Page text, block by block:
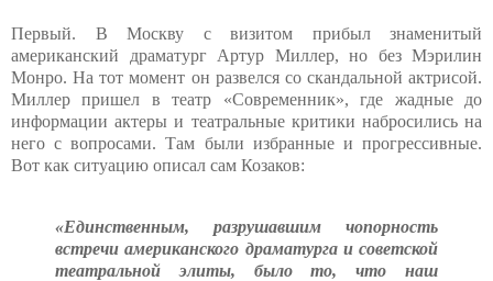
Первый. В Москву с визитом прибыл знаменитый
американский драматург Артур Миллер, но без Мэрилин
Монро. На тот момент он развелся со скандальной актрисой.
Миллер пришел в театр «Современник», где жадные до
информации актеры и театральные критики набросились на
него с вопросами. Там были избранные и прогрессивные.
Вот как ситуацию описал сам Козаков:
«Единственным, разрушавшим чопорность
встречи американского драматурга и советской
театральной элиты, было то, что наш